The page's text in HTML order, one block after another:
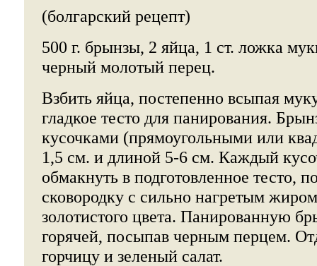
(болгарский рецепт)
500 г. брынзы, 2 яйца, 1 ст. ложка
черный молотый перец.
Взбить яйца, постепенно всыпая
гладкое тесто для панирования.
кусочками (прямоугольными или
1,5 см. и длиной 5-6 см. Каждый
обмакнуть в подготовленное тесто,
сковородку с сильно нагретым
золотистого цвета. Панированную
горячей, посыпав черным перцем.
горчицу и зеленый салат.